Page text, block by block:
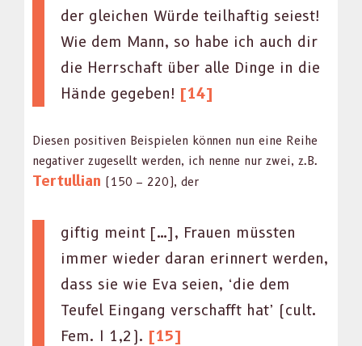
der gle­ichen Würde teil­haftig seiest!
Wie dem Mann, so habe ich auch dir
die Herrschaft über alle Dinge in die
Hände gegeben! [14]
Diesen pos­i­tiv­en Beispie­len kön­nen nun eine Rei­he
neg­a­tiv­er zuge­sellt wer­den, ich nenne nur zwei, z.B.
Ter­tul­lian (150 – 220), der
giftig meint […], Frauen müssten
immer wieder daran erin­nert wer­den,
dass sie wie Eva seien, ‘die dem
Teufel Ein­gang ver­schafft hat’ (cult.
Fem. I 1,2). [15]